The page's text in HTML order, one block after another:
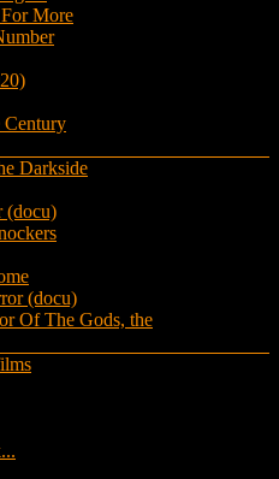
More
Century
Darkside
(docu)
(docu)
Of The Gods, the